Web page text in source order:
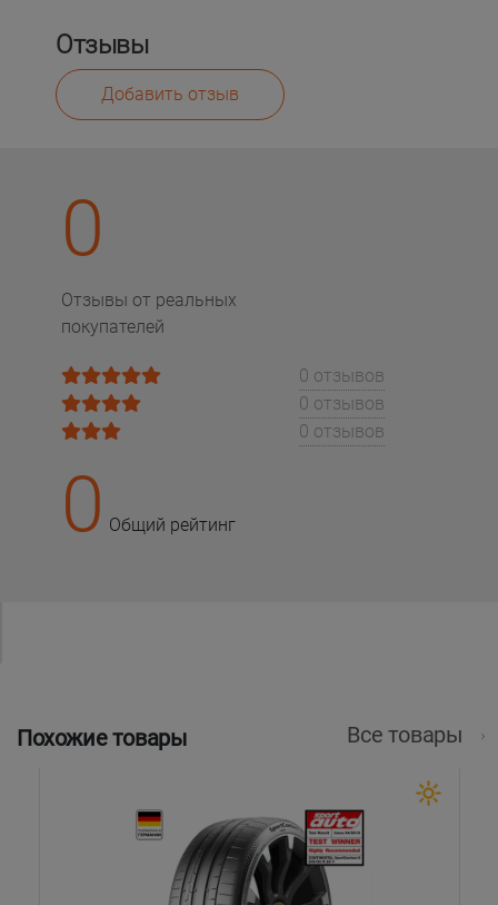
Отзывы
Добавить отзыв
0
Отзывы от реальных
покупателей
0 отзывов
0 отзывов
0 отзывов
0 Общий рейтинг
Похожие товары Все товары